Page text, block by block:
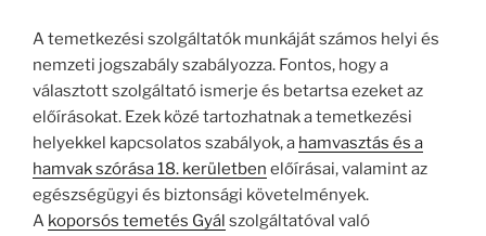
A temetkezési szolgáltatók munkáját számos helyi és
nemzeti jogszabály szabályozza. Fontos, hogy a
választott szolgáltató ismerje és betartsa ezeket az
előírásokat. Ezek közé tartozhatnak a temetkezési
helyekkel kapcsolatos szabályok, a hamvasztás és a
hamvak szórása 18. kerületben előírásai, valamint az
egészségügyi és biztonsági követelmények.
A koporsós temetés Gyál szolgáltatóval való